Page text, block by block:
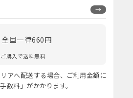
国一律660円
購入で送料無料
アへ配送する場合、ご利用金額に
数料」がかかります。